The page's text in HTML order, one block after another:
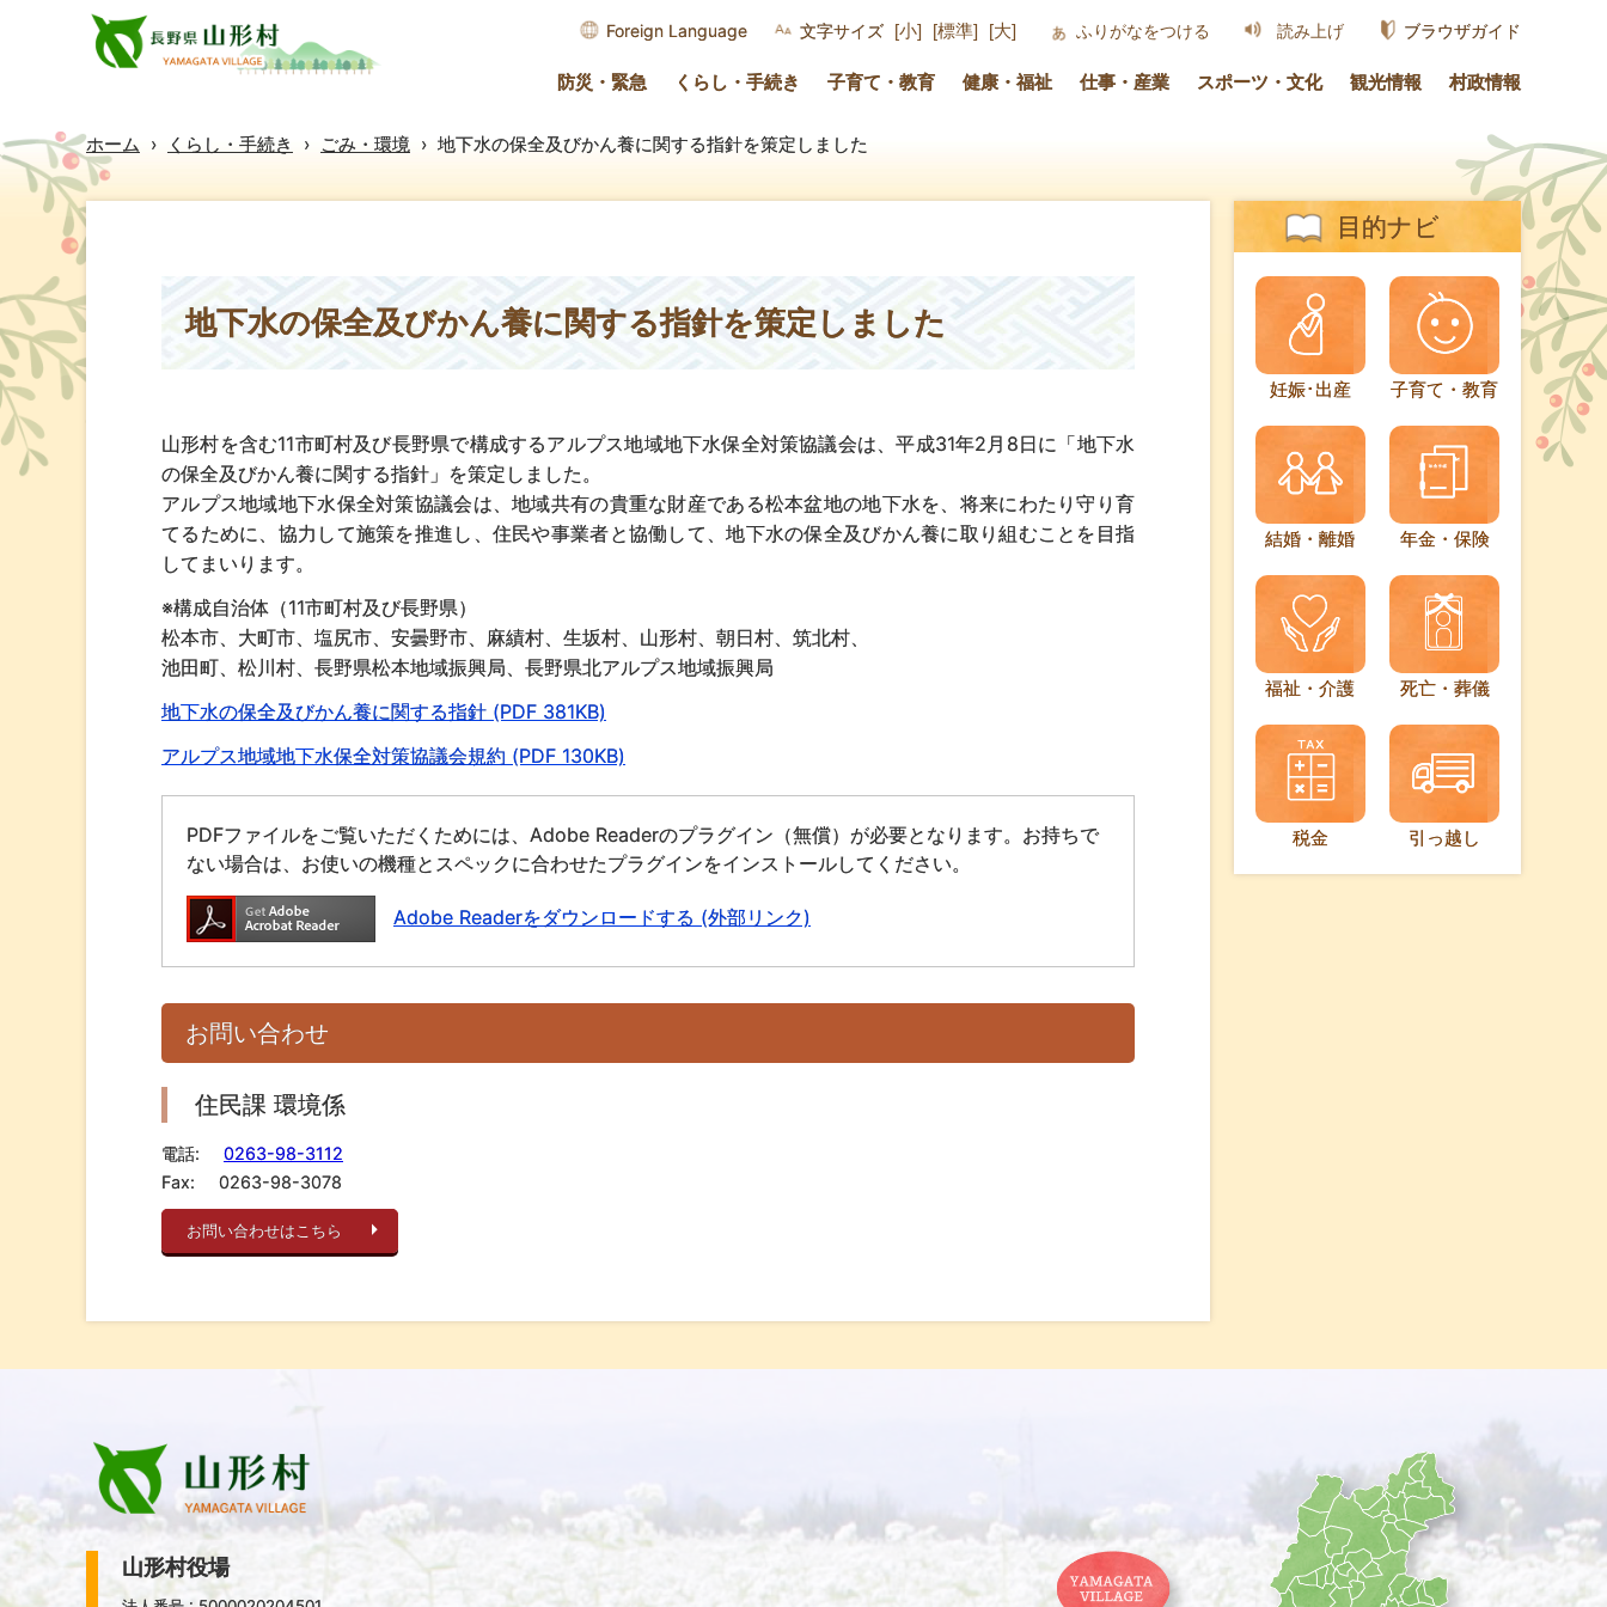
Foreign Language 文字サイズ [小] [標準] [大] ふりがなをつける 読み上げ ブラウザガイド
防災・緊急 くらし・手続き 子育て・教育 健康・福祉 仕事・産業 スポーツ・文化 観光情報 村政情報
ホーム › くらし・手続き › ごみ・環境 › 地下水の保全及びかん養に関する指針を策定しました
地下水の保全及びかん養に関する指針を策定しました
山形村を含む11市町村及び長野県で構成するアルプス地域地下水保全対策協議会は、平成31年2月8日に「地下水
の保全及びかん養に関する指針」を策定しました。
アルプス地域地下水保全対策協議会は、地域共有の貴重な財産である松本盆地の地下水を、将来にわたり守り育
てるために、協力して施策を推進し、住民や事業者と協働して、地下水の保全及びかん養に取り組むことを目指
してまいります。
※構成自治体（11市町村及び長野県）
松本市、大町市、塩尻市、安曇野市、麻績村、生坂村、山形村、朝日村、筑北村、
池田町、松川村、長野県松本地域振興局、長野県北アルプス地域振興局
地下水の保全及びかん養に関する指針 (PDF 381KB)
アルプス地域地下水保全対策協議会規約 (PDF 130KB)
PDFファイルをご覧いただくためには、Adobe Readerのプラグイン（無償）が必要となります。お持ちで
ない場合は、お使いの機種とスペックに合わせたプラグインをインストールしてください。
Adobe Readerをダウンロードする (外部リンク)
お問い合わせ
住民課 環境係
電話:
0263-98-3112
Fax:
0263-98-3078
お問い合わせはこちら
目的ナビ
妊娠･出産 子育て・教育
結婚・離婚 年金・保険
福祉・介護 死亡・葬儀
税金 引っ越し
山形村役場